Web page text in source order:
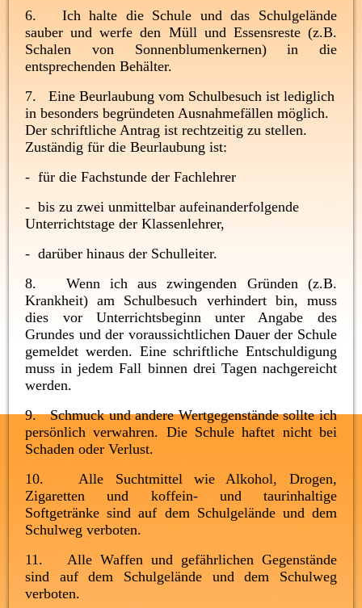
6. Ich halte die Schule und das Schulgelände
sauber und werfe den Müll und Essensreste (z.B.
Schalen von Sonnenblumenkernen) in die
entsprechenden Behälter.
7. Eine Beurlaubung vom Schulbesuch ist lediglich
in besonders begründeten Ausnahmefällen möglich.
Der schriftliche Antrag ist rechtzeitig zu stellen.
Zuständig für die Beurlaubung ist:
- für die Fachstunde der Fachlehrer
- bis zu zwei unmittelbar aufeinanderfolgende
Unterrichtstage der Klassenlehrer,
- darüber hinaus der Schulleiter.
8. Wenn ich aus zwingenden Gründen (z.B.
Krankheit) am Schulbesuch verhindert bin, muss
dies vor Unterrichtsbeginn unter Angabe des
Grundes und der voraussichtlichen Dauer der Schule
gemeldet werden. Eine schriftliche Entschuldigung
muss in jedem Fall binnen drei Tagen nachgereicht
werden.
9. Schmuck und andere Wertgegenstände sollte ich
persönlich verwahren. Die Schule haftet nicht bei
Schaden oder Verlust.
10. Alle Suchtmittel wie Alkohol, Drogen,
Zigaretten und koffein- und taurinhaltige
Softgetränke sind auf dem Schulgelände und dem
Schulweg verboten.
11. Alle Waffen und gefährlichen Gegenstände
sind auf dem Schulgelände und dem Schulweg
verboten.